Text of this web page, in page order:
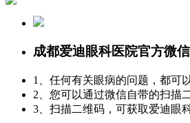
成都爱迪眼科医院官方微
1、任何有关眼病的问题，都可
2、您可以通过微信自带的扫描
3、扫描二维码，可获取爱迪眼